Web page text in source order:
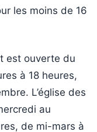
les moins de 16
est ouverte du
à 18 heures,
L’église des
au
de mi-mars à